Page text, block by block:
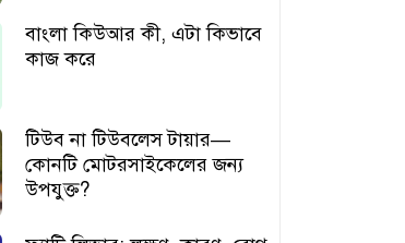
বাংলা কিউআর কী, এটা কিভাবে
কাজ করে
টিউব না টিউবলেস টায়ার—
কোনটি মোটরসাইকেলের জন্য
উপযুক্ত?